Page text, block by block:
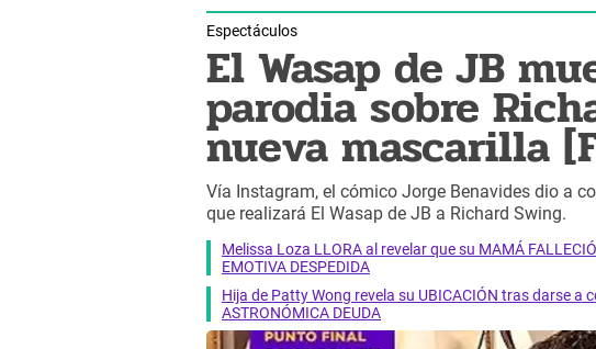
Espectáculos
El Wasap de JB
parodia sobre
nueva mascarilla
Vía Instagram, el cómico Jorge Benavides dio a
que realizará El Wasap de JB a Richard Swing.
Melissa Loza LLORA al revelar que su MAMÁ
EMOTIVA DESPEDIDA
Hija de Patty Wong revela su UBICACIÓN tras darse a
ASTRONÓMICA DEUDA